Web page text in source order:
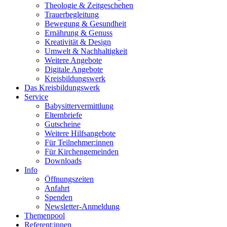
Theologie & Zeitgeschehen
Trauerbegleitung
Bewegung & Gesundheit
Ernährung & Genuss
Kreativität & Design
Umwelt & Nachhaltigkeit
Weitere Angebote
Digitale Angebote
Kreisbildungswerk
Das Kreisbildungswerk
Service
Babysittervermittlung
Elternbriefe
Gutscheine
Weitere Hilfsangebote
Für Teilnehmer:innen
Für Kirchengemeinden
Downloads
Info
Öffnungszeiten
Anfahrt
Spenden
Newsletter-Anmeldung
Themenpool
Referent:innen